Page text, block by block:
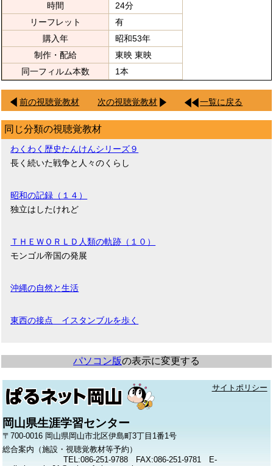
時間
24分
リーフレット
有
購入年
昭和53年
制作・配給
東映 東映
同一フィルム本数
1本
前の視聴覚教材 次の視聴覚教材 一覧に戻る
同じ分類の視聴覚教材
わくわく歴史たんけんシリーズ９
長く続いた戦争と人々のくらし
昭和の記録（１４）
独立はしたけれど
ＴＨＥＷＯＲＬＤ人類の軌跡（１０）
モンゴル帝国の発展
沖縄の自然と生活
東西の接点 イスタンブルを歩く
パソコン版の表示に変更する
サイトポリシー
岡山県生涯学習センター
〒700-0016 岡山県岡山市北区伊島町3丁目1番1号
総合案内（施設・視聴覚教材等予約）
TEL:086-251-9788 FAX:086-251-9781 E-